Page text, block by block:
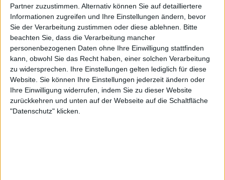
Partner zuzustimmen. Alternativ können Sie auf detailliertere
Informationen zugreifen und Ihre Einstellungen ändern, bevor
Sie der Verarbeitung zustimmen oder diese ablehnen.
Bitte
beachten Sie, dass die Verarbeitung mancher
personenbezogenen Daten ohne Ihre Einwilligung stattfinden
kann, obwohl Sie das Recht haben, einer solchen Verarbeitung
zu widersprechen. Ihre Einstellungen gelten lediglich für diese
Website. Sie können Ihre Einstellungen jederzeit ändern oder
Ihre Einwilligung widerrufen, indem Sie zu dieser Website
zurückkehren und unten auf der Webseite auf die Schaltfläche
"Datenschutz" klicken.